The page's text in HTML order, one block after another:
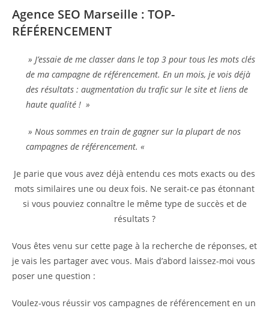
Agence SEO Marseille : TOP-
RÉFÉRENCEMENT
» J’essaie de me classer dans le top 3 pour tous les mots clés
de ma campagne de référencement. En un mois, je vois déjà
des résultats : augmentation du trafic sur le site et liens de
haute qualité ! »
» Nous sommes en train de gagner sur la plupart de nos
campagnes de référencement. «
Je parie que vous avez déjà entendu ces mots exacts ou des
mots similaires une ou deux fois. Ne serait-ce pas étonnant
si vous pouviez connaître le même type de succès et de
résultats ?
Vous êtes venu sur cette page à la recherche de réponses, et
je vais les partager avec vous. Mais d’abord laissez-moi vous
poser une question :
Voulez-vous réussir vos campagnes de référencement en un